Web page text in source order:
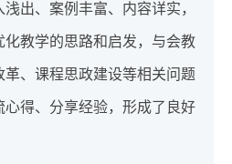
出、案例丰富、内容详实，
教学的思路和启发，与会教
、课程思政建设等相关问题
得、分享经验，形成了良好